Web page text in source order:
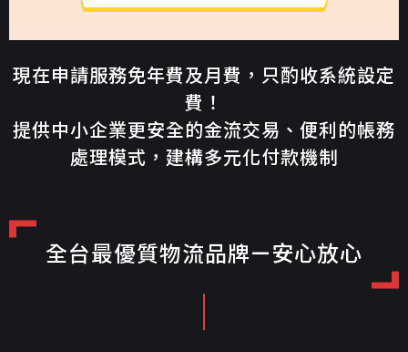
現在申請服務免年費及月費，只酌收系統設定
費！
提供中小企業更安全的金流交易、便利的帳務
處理模式，建構多元化付款機制
全台最優質物流品牌—安心放心